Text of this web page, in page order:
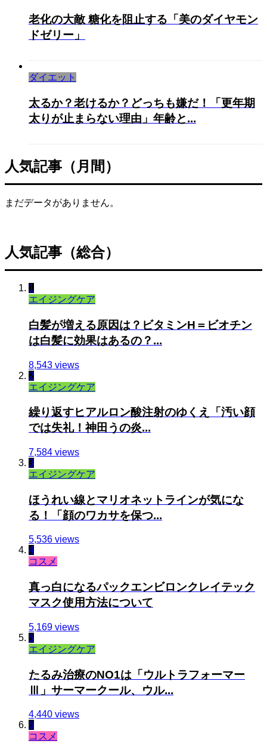
老化の大敵 糖化を阻止する「美のダイヤモン
ドゼリー」
ダイエット
太るか？老けるか？どっちも嫌だ！「更年期
太りが止まらない理由」年齢と...
人気記事（月間）
まだデータがありません。
人気記事（総合）
1
エイジングケア
白髪が増える原因は？ビタミンH＝ビオチン
は白髪に効果はあるの？...
8,543 views
2
エイジングケア
繰り返すヒアルロン酸注射のゆくえ「汚い顔
では失礼！神田うの炎...
7,584 views
3
エイジングケア
ほうれい線とマリオネットラインが気にな
る！「顔のワカサを保つ...
5,536 views
4
コスメ
真っ白になるパックエンビロンクレイテック
マスク使用方法について
5,169 views
5
エイジングケア
たるみ治療のNO1は「ウルトラフォーマー
Ⅲ」サーマークール、ウル...
4,440 views
6
コスメ